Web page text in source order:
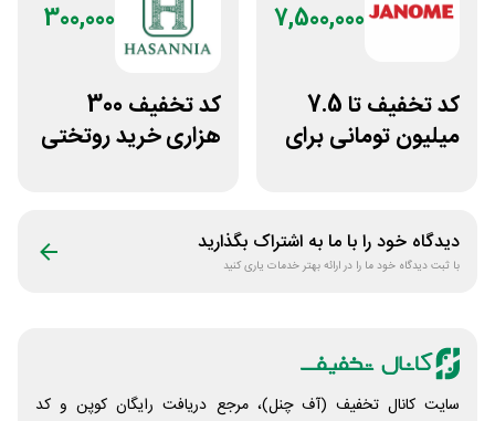
7,500,000
کد تخفیف تا 7.5
میلیون تومانی برای
300,000
کد تخفیف 300
هزاری خرید روتختی
دیدگاه خود را با ما به اشتراک بگذارید
با ثبت دیدگاه خود ما را در ارائه بهتر خدمات یاری کنید
سایت کانال تخفیف (آف چنل)، مرجع دریافت رایگان کوپن و کد